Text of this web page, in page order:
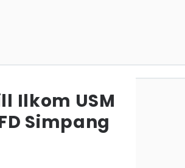
Ilkom USM
Simpang